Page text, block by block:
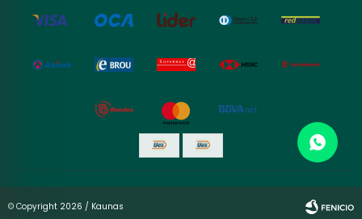
© Copyright 2026 / Kaunas